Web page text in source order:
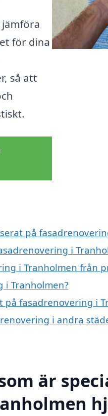
för dina
så att
på
i
i Tranholmen från
i Tranholmen?
fasadrenovering i
i andra
är